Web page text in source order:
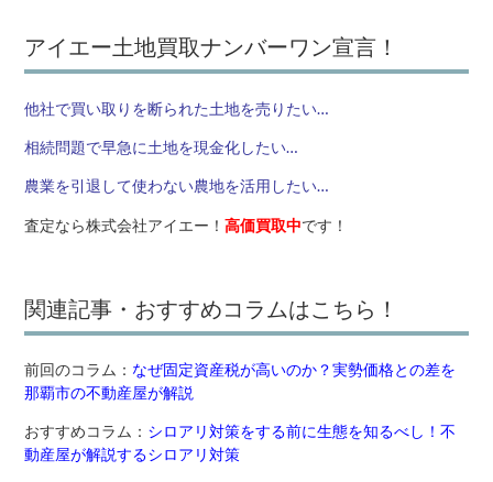
アイエー土地買取ナンバーワン宣言！
他社で買い取りを断られた土地を売りたい…
相続問題で早急に土地を現金化したい…
農業を引退して使わない農地を活用したい…
査定なら株式会社アイエー！高価買取中です！
関連記事・おすすめコラムはこちら！
前回のコラム： なぜ固定資産税が高いのか？実勢価格との差を
那覇市の不動産屋が解説
おすすめコラム： シロアリ対策をする前に生態を知るべし！不
動産屋が解説するシロアリ対策